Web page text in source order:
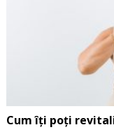
Cum îți poți